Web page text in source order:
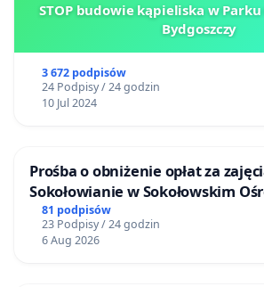
STOP budowie kąpieliska w
Bydgoszczy
3 672 podpisów
24 Podpisy / 24 godzin
10 Jul 2024
Prośba o obniżenie opłat za
Sokołowianie w Sokołowskim
81 podpisów
23 Podpisy / 24 godzin
6 Aug 2026